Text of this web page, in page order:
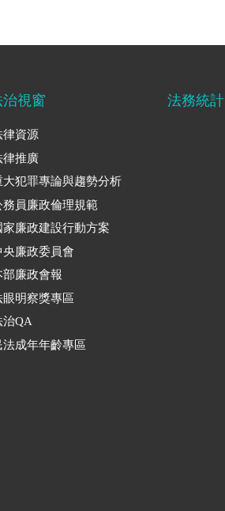
治視窗
律資源
律推廣
大犯罪專論與趨勢分析
務員廉政倫理規範
家廉政建設行動方案
央廉政委員會
部廉政會報
眼明察獎專區
治QA
法成年年齡專區
法務統計